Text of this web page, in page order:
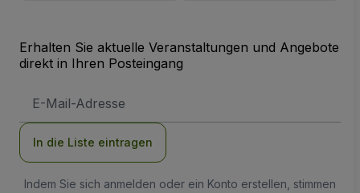
Erhalten Sie aktuelle Veranstaltungen und Angebote
direkt in Ihren Posteingang
Mail-
In die Liste eintragen
Indem Sie sich anmelden oder ein Konto erstellen, stimmen